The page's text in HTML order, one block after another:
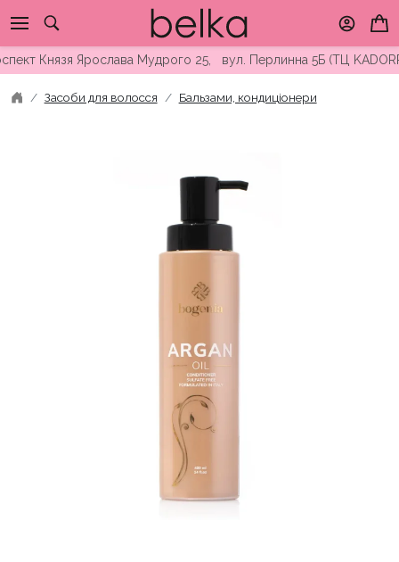
to
contentЯрослава Мудрого 25, вул. Перлинна 5Б (ТЦ KADORR)
Засоби для волосся Бальзами, кондиціонери